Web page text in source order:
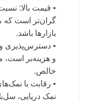
• قیمت بالا:
گران‌تر است که
بازارها باشد.
• دسترس‌پذیری
و هزینه‌بر
خالص.
• رقابت با
نمک دریایی،